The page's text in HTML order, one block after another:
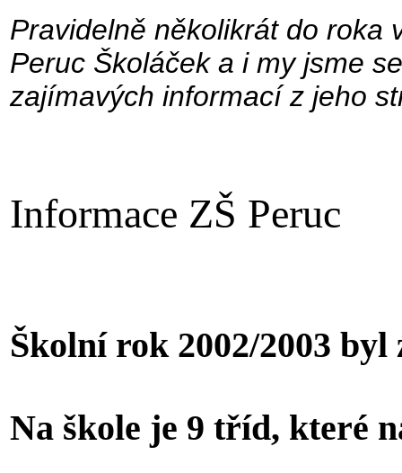
Pravidelně několikrát do roka
Peruc Školáček a i my jsme
zajímavých informací z jeho
Informace ZŠ Peruc
Školní rok 2002/2003 byl
Na škole je 9 tříd, které